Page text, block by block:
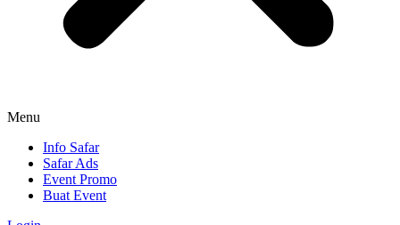
Menu
Info Safar
Safar Ads
Event Promo
Buat Event